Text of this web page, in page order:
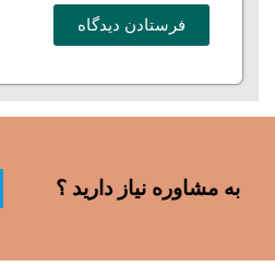
به مشاوره نیاز دارید ؟